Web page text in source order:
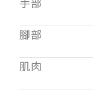
腳部
肌肉
會審核通過後即
【會費】
個人會員:
入會費新臺幣
費1200元，於每